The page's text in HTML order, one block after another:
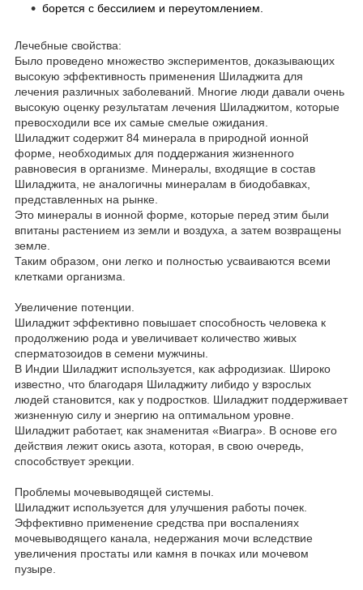
борется с бессилием и переутомлением.
Лечебные свойства:
Было проведено множество экспериментов, доказывающих
высокую эффективность применения Шиладжита для
лечения различных заболеваний. Многие люди давали очень
высокую оценку результатам лечения Шиладжитом, которые
превосходили все их самые смелые ожидания.
Шиладжит содержит 84 минерала в природной ионной
форме, необходимых для поддержания жизненного
равновесия в организме. Минералы, входящие в состав
Шиладжита, не аналогичны минералам в биодобавках,
представленных на рынке.
Это минералы в ионной форме, которые перед этим были
впитаны растением из земли и воздуха, а затем возвращены
земле.
Таким образом, они легко и полностью усваиваются всеми
клетками организма.
Увеличение потенции.
Шиладжит эффективно повышает способность человека к
продолжению рода и увеличивает количество живых
сперматозоидов в семени мужчины.
В Индии Шиладжит используется, как афродизиак. Широко
известно, что благодаря Шиладжиту либидо у взрослых
людей становится, как у подростков. Шиладжит поддерживает
жизненную силу и энергию на оптимальном уровне.
Шиладжит работает, как знаменитая «Виагра». В основе его
действия лежит окись азота, которая, в свою очередь,
способствует эрекции.
Проблемы мочевыводящей системы.
Шиладжит используется для улучшения работы почек.
Эффективно применение средства при воспалениях
мочевыводящего канала, недержания мочи вследствие
увеличения простаты или камня в почках или мочевом
пузыре.